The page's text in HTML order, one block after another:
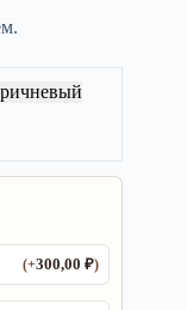
(+300,00₽)